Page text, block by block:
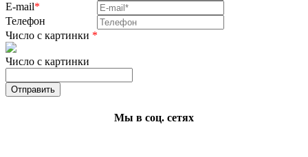
E-mail*
Телефон
Число с картинки *
Число с картинки
Мы в соц. сетях